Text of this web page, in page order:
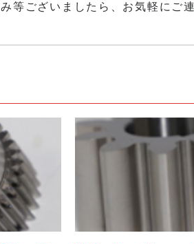
等ございましたら、お気軽にご